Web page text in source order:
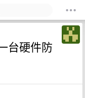
台硬件防